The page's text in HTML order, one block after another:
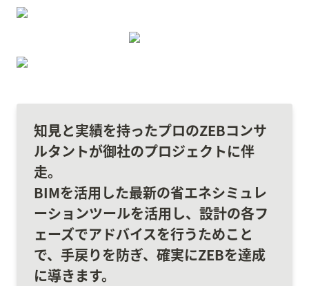
知見と実績を持ったプロのZEBコンサ
ルタントが御社のプロジェクトに伴
走。
BIMを活用した最新の省エネシミュレ
ーションツールを活用し、設計の各フ
ェーズでアドバイスを行うためこと
で、手戻りを防ぎ、確実にZEBを達成
に導きます。